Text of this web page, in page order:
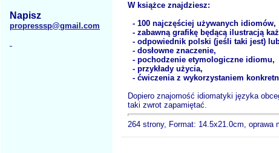
Napisz
propresssp@gmail.com
W książce znajdziesz:
- 100 najczęściej używanych idiomów,
- zabawną grafikę będącą ilustracją
- odpowiednik polski (jeśli taki jest)
- dosłowne znaczenie,
- pochodzenie etymologiczne idiomu,
- przykłady użycia,
- ćwiczenia z wykorzystaniem
Dopiero znajomość idiomatyki języka
taki zwrot zapamiętać.
264 strony, Format: 14.5x21.0cm, oprawa